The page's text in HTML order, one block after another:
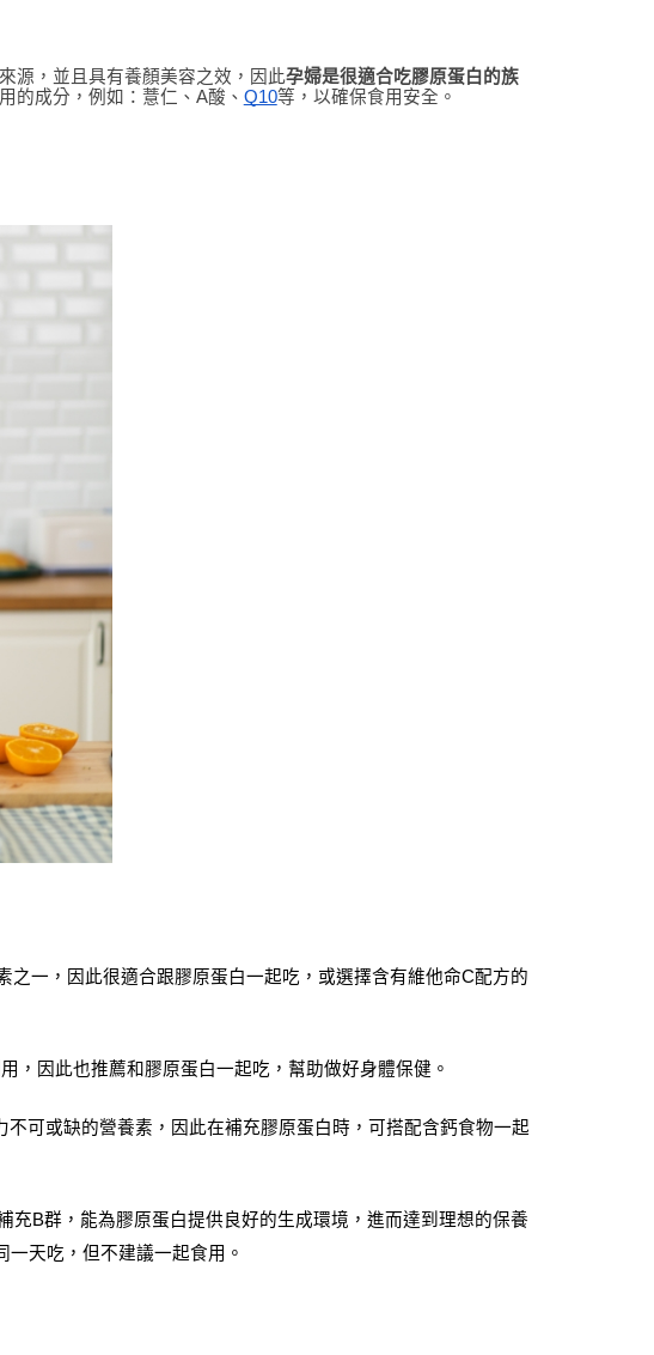
源，並且具有養顏美容之效，因此孕婦是很適合吃膠原蛋白的族
的成分，例如：薏仁、A酸、 Q10等，以確保食用安全。
一，因此很適合跟膠原蛋白一起吃，或選擇含有維他命C配方的
，因此也推薦和膠原蛋白一起吃，幫助做好身體保健。
可或缺的營養素，因此在補充膠原蛋白時，可搭配含鈣食物一起
B群，能為膠原蛋白提供良好的生成環境，進而達到理想的保養
天吃，但不建議一起食用。